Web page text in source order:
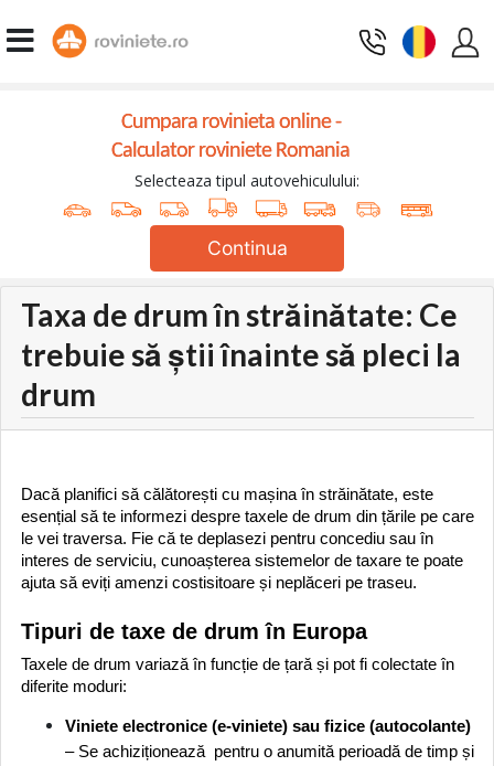
Cumpara rovinieta online -
Calculator roviniete Romania
Selecteaza tipul autovehiculului:
Continua
Taxa de drum în străinătate: Ce
trebuie să știi înainte să pleci la
drum
Dacă planifici să călătorești cu mașina în străinătate, este
esențial să te informezi despre taxele de drum din țările pe care
le vei traversa. Fie că te deplasezi pentru concediu sau în
interes de serviciu, cunoașterea sistemelor de taxare te poate
ajuta să eviți amenzi costisitoare și neplăceri pe traseu.
Tipuri de taxe de drum în Europa
Taxele de drum variază în funcție de țară și pot fi colectate în
diferite moduri:
Viniete electronice (e-viniete) sau fizice (autocolante)
– Se achiziționează pentru o anumită perioadă de timp și